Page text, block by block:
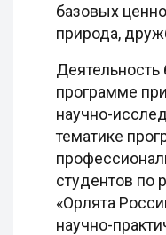
базовых
природа,
Деятельность
программе
научно-
тематике
студентов по
«Орлята
научно-